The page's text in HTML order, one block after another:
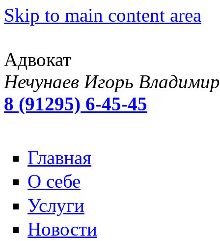
Skip to main content area
Адвокат
Нечунаев Игорь
8 (91295) 6-45-45
Главная
О себе
Услуги
Новости